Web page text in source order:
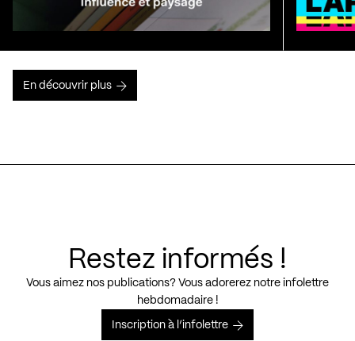
En découvrir plus
Restez informés !
Vous aimez nos publications? Vous adorerez notre infolettre
hebdomadaire !
Inscription à l’infolettre